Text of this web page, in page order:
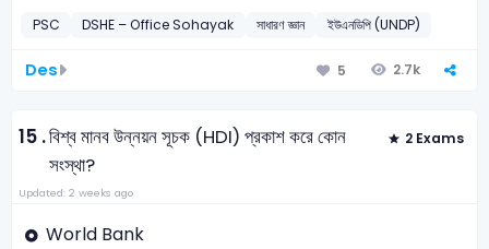
PSC DSHE – Office Sohayak সাধারণ জ্ঞান ইউএনডিপি (UNDP)
Des 5 2.7k
15 .বিশ্ব মানব উন্নয়ন সূচক (HDI) প্রকাশ করে কোন
সংস্থা?
2 Exams
Updated: 2 weeks ago
World Bank